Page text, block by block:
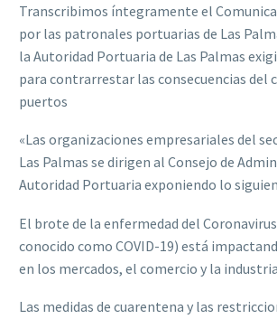
Transcribimos íntegramente el
por las patronales portuarias de Las
la Autoridad Portuaria de Las Palmas
para contrarrestar las consecuencias del
puertos
«Las organizaciones empresariales del
Las Palmas se dirigen al Consejo de
Autoridad Portuaria exponiendo lo
El brote de la enfermedad del
conocido como COVID-19) está
en los mercados, el comercio y la
Las medidas de cuarentena y las